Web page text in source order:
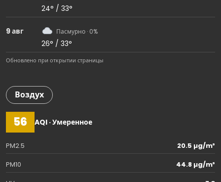
24° / 33°
9 авг Пасмурно · 0%
26° / 33°
Обновлено при открытии страницы
Воздух
56 AQI · Умеренное
PM2.5
20.5 µg/m³
PM10
44.8 µg/m³